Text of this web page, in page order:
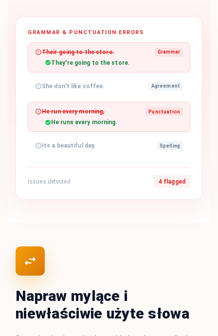
GRAMMAR & PUNCTUATION ERRORS
Their going to the store. Grammar
They're going to the store.
She don't like coffee. Agreement
He run every morning, Punctuation
He runs every morning.
Its a beautiful day. Spelling
Issues detected 4 flagged
Napraw mylące i
niewłaściwie użyte słowa